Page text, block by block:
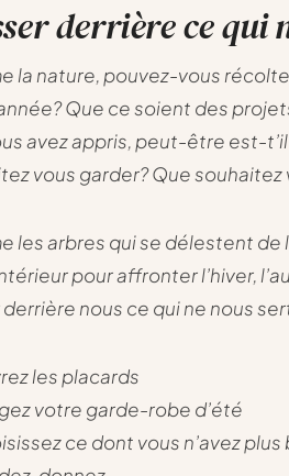
derrière ce qui
la nature, pouvez-vous
Que ce soient des
avez appris, peut-être est-
vous garder? Que souhaitez
les arbres qui se délestent
pour affronter l’hiver,
nous ce qui ne nous
les placards
votre garde-robe d’été
ce dont vous n’avez plus